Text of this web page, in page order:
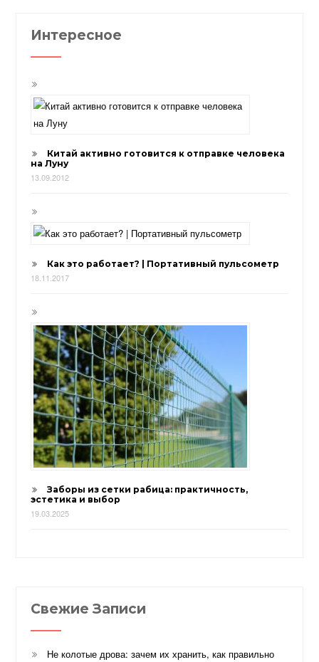
Интересное
Китай активно готовится к отправке человека
на Луну
13.09.2012
Как это работает? | Портативный пульсометр
18.11.2017
Заборы из сетки рабица: практичность,
эстетика и выбор
19.03.2025
Свежие Записи
Не колотые дрова: зачем их хранить, как правильно